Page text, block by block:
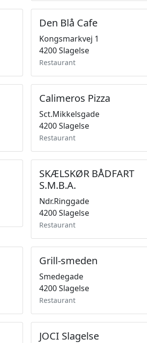
Den Blå Cafe
Kongsmarkvej 1
4200 Slagelse
Restaurant
Calimeros Pizza
Sct.Mikkelsgade
4200 Slagelse
Restaurant
SKÆLSKØR BÅDFART
S.M.B.A.
Ndr.Ringgade
4200 Slagelse
Restaurant
Grill-smeden
Smedegade
4200 Slagelse
Restaurant
JOCI Slagelse